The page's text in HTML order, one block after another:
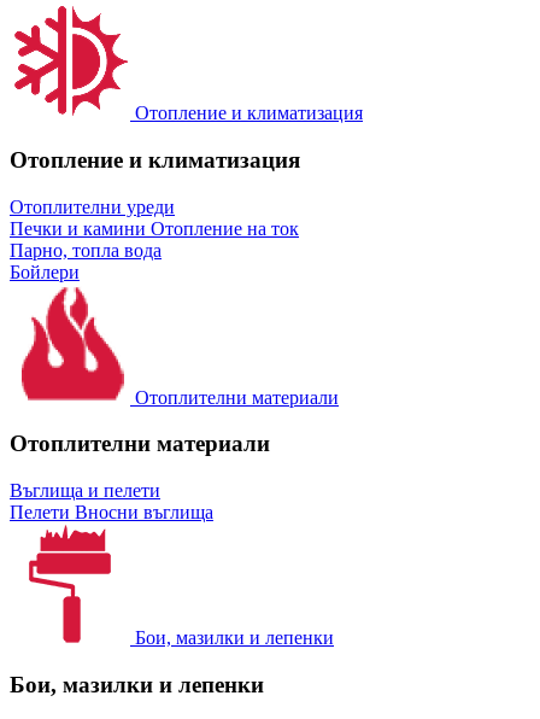
Отопление и климатизация
Отопление и климатизация
Отоплителни уреди
Печки и камини Отопление на ток
Парно, топла вода
Бойлери
Отоплителни материали
Отоплителни материали
Въглища и пелети
Пелети Вносни въглища
Бои, мазилки и лепенки
Бои, мазилки и лепенки